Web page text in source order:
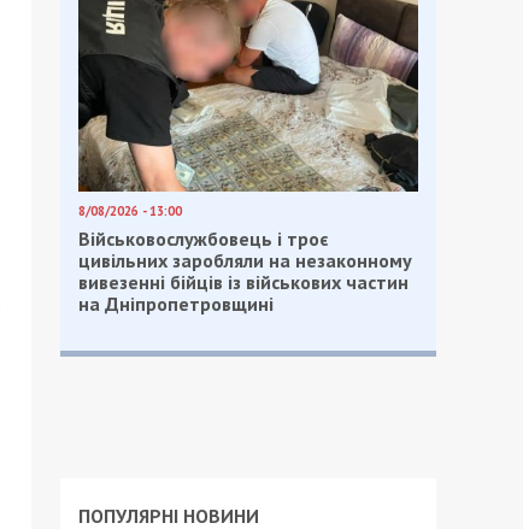
8/08/2026 - 13:00
Військовослужбовець і троє
цивільних заробляли на незаконному
вивезенні бійців із військових частин
на Дніпропетровщині
ПОПУЛЯРНІ НОВИНИ